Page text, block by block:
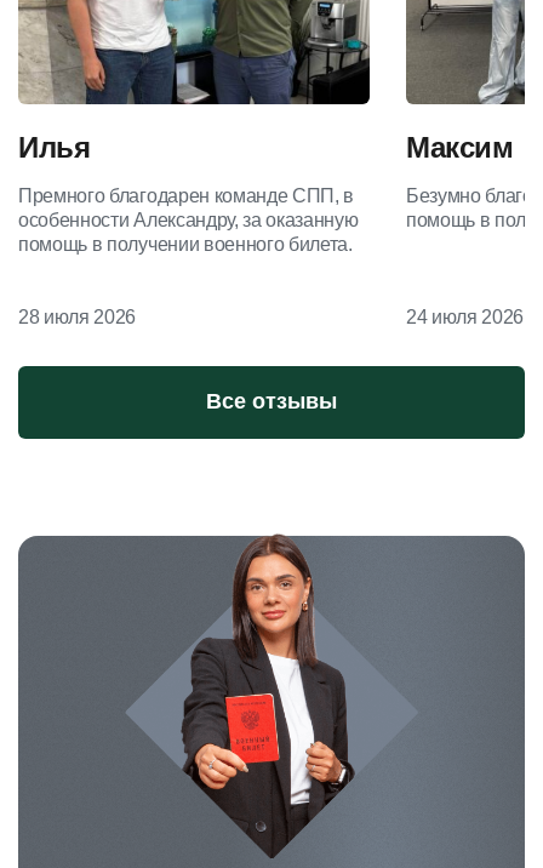
Илья
Премного благодарен команде СПП, в
особенности Александру, за оказанную
помощь в получении военного билета.
28 июля 2026
Максим
Безумно
помощь в
24 июля 2026
Все отзывы